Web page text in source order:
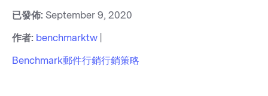
已發佈: September 9, 2020
作者: benchmarktw
Benchmark郵件行銷行銷策略